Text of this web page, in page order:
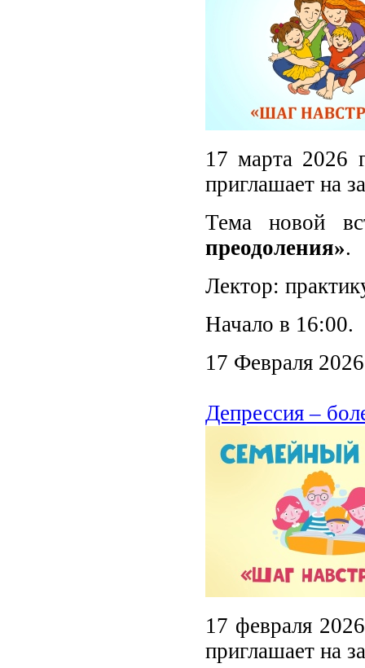
17 марта 2026
приглашает на
Тема новой
преодоления».
Лектор:
Начало в 16:00.
17 Февраля 2026
Депрессия –
17 февраля
приглашает на